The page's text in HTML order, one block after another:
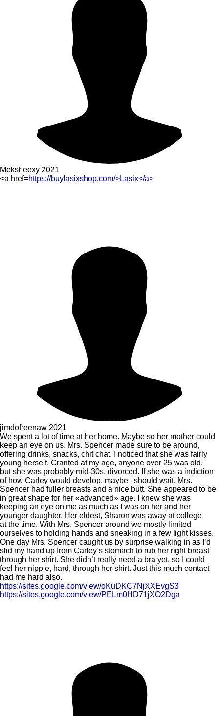
Meksheexy 2021
<a href=https://buylasixshop.com/>Lasix</a>
jimdofreenaw 2021
We spent a lot of time at her home. Maybe so her mother could
keep an eye on us. Mrs. Spencer made sure to be around,
offering drinks, snacks, chit chat. I noticed that she was fairly
young herself. Granted at my age, anyone over 25 was old,
but she was probably mid-30s, divorced. If she was a indiction
of how Carley would develop, maybe I should wait. Mrs.
Spencer had fuller breasts and a nice butt. She appeared to be
in great shape for her «advanced» age. I knew she was
keeping an eye on me as much as I was on her and her
younger daughter. Her eldest, Sharon was away at college
at the time. With Mrs. Spencer around we mostly limited
ourselves to holding hands and sneaking in a few light kisses.
One day Mrs. Spencer caught us by surprise walking in as I’d
slid my hand up from Carley’s stomach to rub her right breast
through her shirt. She didn’t really need a bra yet, so I could
feel her nipple, hard, through her shirt. Just this much contact
had me hard also.
https://sites.google.com/view/oKuDKC7NjXXEvgS3
https://sites.google.com/view/PELm0HD71jXO2Dga